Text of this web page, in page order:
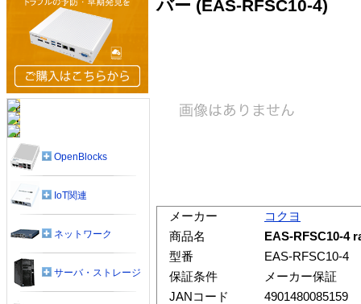
バー (EAS-RFSC10-4)
メーカー
コクヨ
商品名
EAS-RFSC10-4
型番
EAS-RFSC10-4
保証条件
メーカー保証
JANコード
4901480085159
OpenBlocks
IoT関連
ネットワーク
サーバ・ストレージ